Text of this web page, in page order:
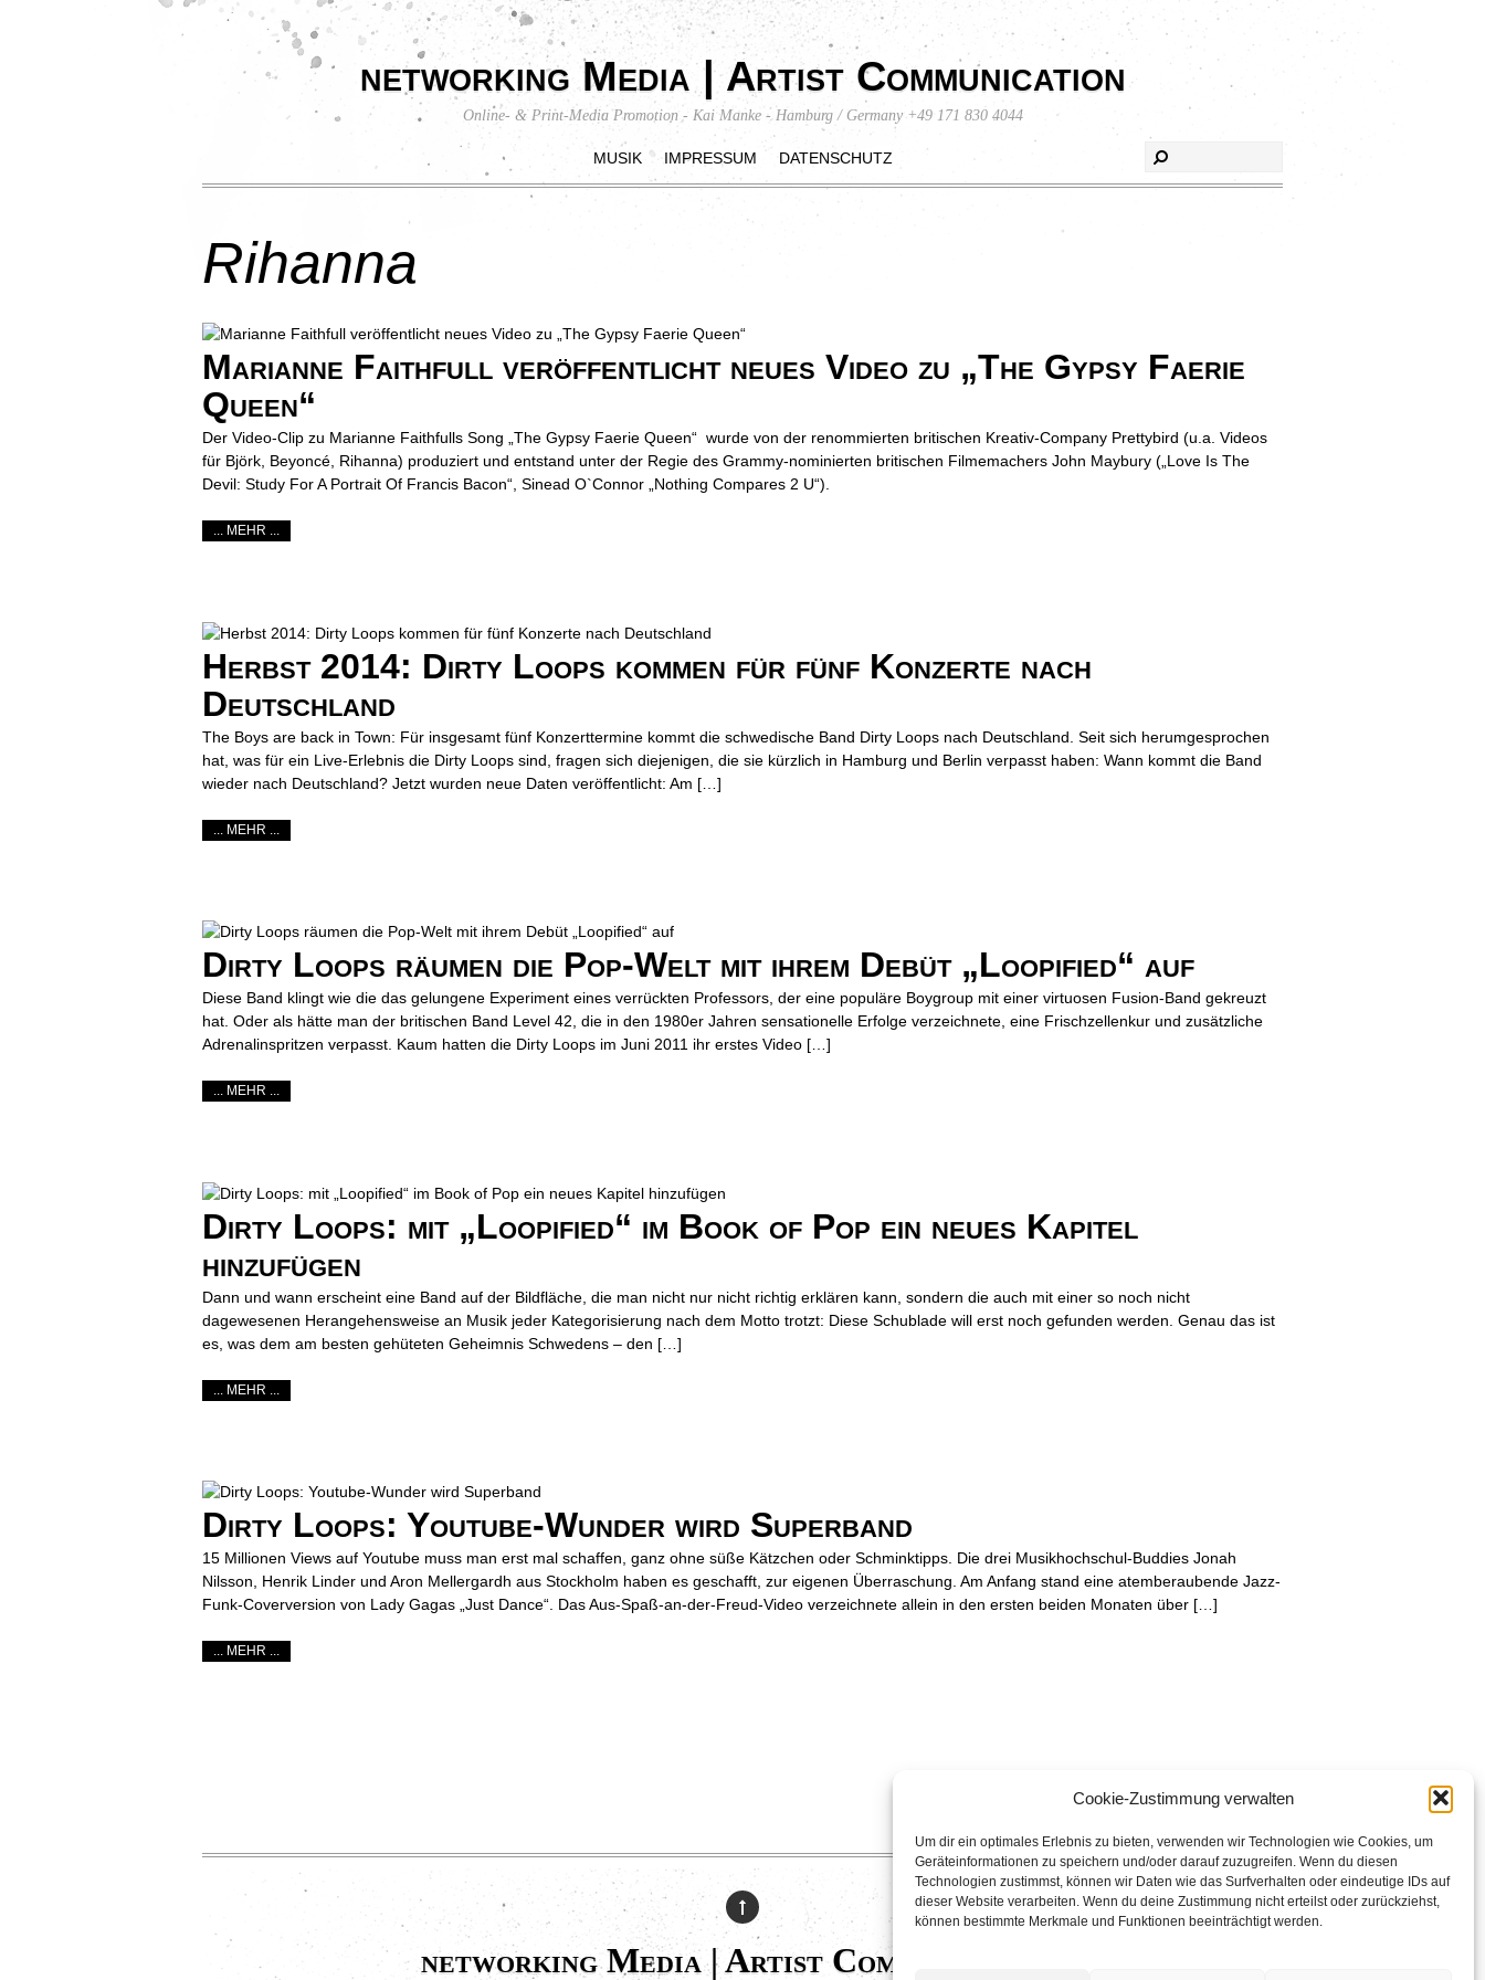
Cookie-Zustimmung verwalten
Um dir ein optimales Erlebnis zu bieten, verwenden wir Technologien wie Cookies, um
Geräteinformationen zu speichern und/oder darauf zuzugreifen. Wenn du diesen
Technologien zustimmst, können wir Daten wie das Surfverhalten oder eindeutige IDs auf
dieser Website verarbeiten. Wenn du deine Zustimmung nicht erteilst oder zurückziehst,
können bestimmte Merkmale und Funktionen beeinträchtigt werden.
networking Media | Artist Communication
Online- & Print-Media Promotion - Kai Manke - Hamburg / Germany +49 171 830 4044
MUSIK IMPRESSUM DATENSCHUTZ
Rihanna
Marianne Faithfull veröffentlicht neues Video zu „The Gypsy Faerie
Queen“
Der Video-Clip zu Marianne Faithfulls Song „The Gypsy Faerie Queen“ wurde von der renommierten britischen Kreativ-Company Prettybird (u.a. Videos
für Björk, Beyoncé, Rihanna) produziert und entstand unter der Regie des Grammy-nominierten britischen Filmemachers John Maybury („Love Is The
Devil: Study For A Portrait Of Francis Bacon“, Sinead O`Connor „Nothing Compares 2 U“).
... MEHR ...
Herbst 2014: Dirty Loops kommen für fünf Konzerte nach
Deutschland
The Boys are back in Town: Für insgesamt fünf Konzerttermine kommt die schwedische Band Dirty Loops nach Deutschland. Seit sich herumgesprochen
hat, was für ein Live-Erlebnis die Dirty Loops sind, fragen sich diejenigen, die sie kürzlich in Hamburg und Berlin verpasst haben: Wann kommt die Band
wieder nach Deutschland? Jetzt wurden neue Daten veröffentlicht: Am […]
... MEHR ...
Dirty Loops räumen die Pop-Welt mit ihrem Debüt „Loopified“ auf
Diese Band klingt wie die das gelungene Experiment eines verrückten Professors, der eine populäre Boygroup mit einer virtuosen Fusion-Band gekreuzt
hat. Oder als hätte man der britischen Band Level 42, die in den 1980er Jahren sensationelle Erfolge verzeichnete, eine Frischzellenkur und zusätzliche
Adrenalinspritzen verpasst. Kaum hatten die Dirty Loops im Juni 2011 ihr erstes Video […]
... MEHR ...
Dirty Loops: mit „Loopified“ im Book of Pop ein neues Kapitel
hinzufügen
Dann und wann erscheint eine Band auf der Bildfläche, die man nicht nur nicht richtig erklären kann, sondern die auch mit einer so noch nicht
dagewesenen Herangehensweise an Musik jeder Kategorisierung nach dem Motto trotzt: Diese Schublade will erst noch gefunden werden. Genau das ist
es, was dem am besten gehüteten Geheimnis Schwedens – den […]
... MEHR ...
Dirty Loops: Youtube-Wunder wird Superband
15 Millionen Views auf Youtube muss man erst mal schaffen, ganz ohne süße Kätzchen oder Schminktipps. Die drei Musikhochschul-Buddies Jonah
Nilsson, Henrik Linder und Aron Mellergardh aus Stockholm haben es geschafft, zur eigenen Überraschung. Am Anfang stand eine atemberaubende Jazz-
Funk-Coverversion von Lady Gagas „Just Dance“. Das Aus-Spaß-an-der-Freud-Video verzeichnete allein in den ersten beiden Monaten über […]
... MEHR ...
networking Media | Artist Communication